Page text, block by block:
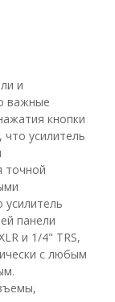
и
важные
кнопки
что усилитель
точной
панели
и 1/4" TRS,
с любым